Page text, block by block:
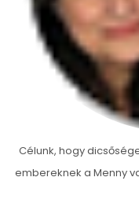
Célunk, hogy
embereknek a Menny